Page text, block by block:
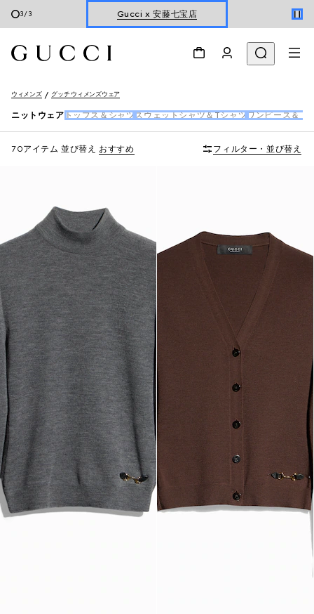
1/3 オンライン限定 〔GGマーモント〕
オンライン限定 〔GGマーモント〕
ウィメンズ グッチ ウィメンズウェア
ニットウェア トップス＆シャツ スウェットシャツ＆Tシャツ ワンピース＆ド
70アイテム 並び替え おすすめ フィルター・並び替え